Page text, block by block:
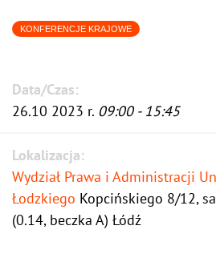
KONFERENCJE KRAJOWE
Data/Czas:
26.10 2023 r. 09:00 - 15:45
Lokalizacja:
Wydział Prawa i Administracji
Łodzkiego Kopcińskiego 8/12,
(0.14, beczka A) Łódź